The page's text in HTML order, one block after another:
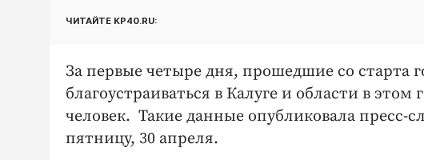
ЧИТАЙТЕ KP40.RU:
За первые четыре дня, прошедшие со старта
благоустраиваться в Калуге и области в этом
человек. Такие данные опубликовала пресс-
пятницу, 30 апреля.